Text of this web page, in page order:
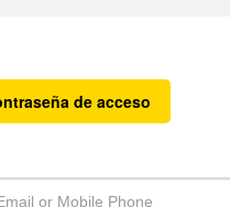
de acceso